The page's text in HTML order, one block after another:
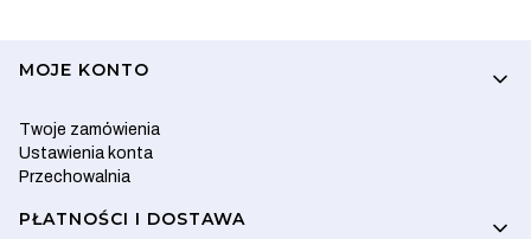
Linki w stopce
MOJE KONTO
Twoje zamówienia
Ustawienia konta
Przechowalnia
PŁATNOŚCI I DOSTAWA